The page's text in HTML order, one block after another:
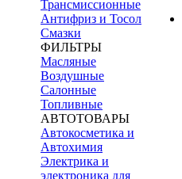
Трансмиссионные
Антифриз и Тосол
Смазки
ФИЛЬТРЫ
Масляные
Воздушные
Салонные
Топливные
АВТОТОВАРЫ
Автокосметика и
Автохимия
Электрика и
электроника для